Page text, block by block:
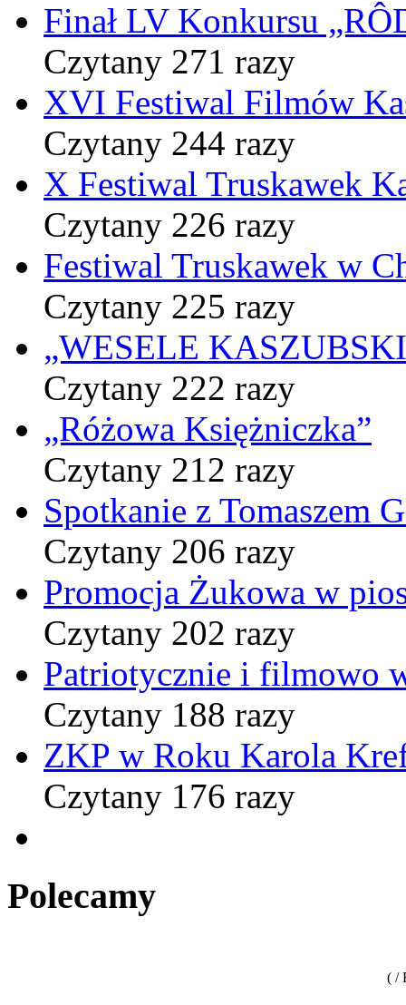
Finał LV Konkursu
Czytany 271 razy
XVI Festiwal Filmów
Czytany 244 razy
X Festiwal Truskawek
Czytany 226 razy
Festiwal Truskawek w
Czytany 225 razy
„WESELE
Czytany 222 razy
„Różowa Księżniczka”
Czytany 212 razy
Spotkanie z Tomaszem
Czytany 206 razy
Promocja Żukowa w
Czytany 202 razy
Patriotycznie i filmowo
Czytany 188 razy
ZKP w Roku Karola
Czytany 176 razy
Polecamy
( /